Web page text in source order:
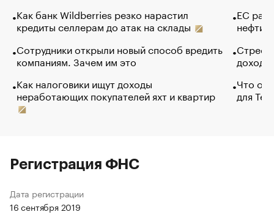
Как банк Wildberries резко нарастил
кредиты селлерам до атак на склады
Сотрудники открыли новый способ вредить
компаниям. Зачем им это
Как налоговики ищут доходы
неработающих покупателей яхт и квартир
ЕС
нефти
Что
для
Регистрация ФНС
Дата регистрации
16 сентября 2019